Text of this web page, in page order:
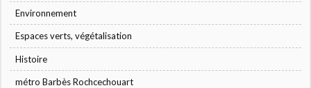
Environnement
Espaces verts, végétalisation
Histoire
métro Barbès Rochcechouart